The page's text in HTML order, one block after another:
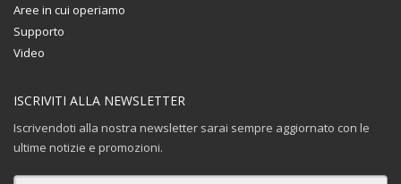
Aree in cui operiamo
Supporto
Video
ISCRIVITI ALLA NEWSLETTER
Iscrivendoti alla nostra newsletter sarai sempre aggiornato con le
ultime notizie e promozioni.